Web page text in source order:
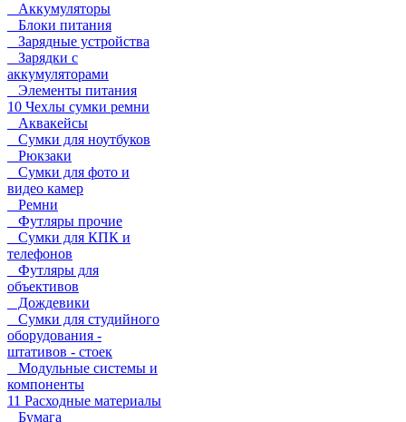
Аккумуляторы
Блоки питания
Зарядные устройства
Зарядки с
аккумуляторами
Элементы питания
10 Чехлы сумки ремни
Аквакейсы
Сумки для ноутбуков
Рюкзаки
Сумки для фото и
видео камер
Ремни
Футляры прочие
Сумки для КПК и
телефонов
Футляры для
объективов
Дождевики
Сумки для студийного
оборудования -
штативов - стоек
Модульные системы и
компоненты
11 Расходные материалы
Бумага